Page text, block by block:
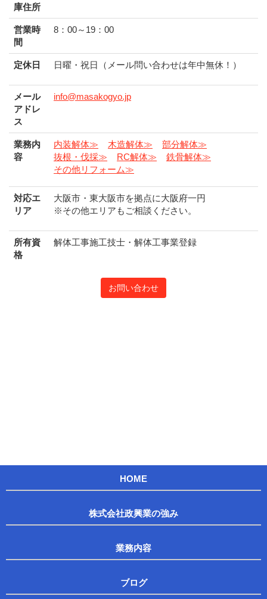
庫住所
営業時
間
8：00～19：00
定休日 日曜・祝日（メール問い合わせは年中無休！）
メール
アドレ
ス
info@masakogyo.jp
業務内
容
内装解体≫ 木造解体≫
部分解体≫
抜根・伐採≫
RC解体≫
鉄骨解体≫
その他リフォーム≫
対応エ
リア
大阪市・東大阪市を拠点に大阪府一円
※その他エリアもご相談ください。
所有資
格
解体工事施工技士・解体工事業登録
お問い合わせ
HOME
株式会社政興業の強み
業務内容
ブログ